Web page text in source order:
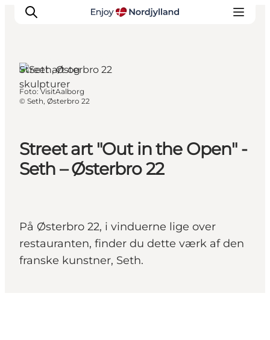
Oplevelser og aktiviteter
Guides
Det sker
Street art "Out in the Open" -
Seth – Østerbro 22
På Østerbro 22, i vinduerne lige over
restauranten, finder du dette værk af den
franske kunstner, Seth.
Street art og
skulpturer
Foto: VisitAalborg
© Seth, Østerbro 22